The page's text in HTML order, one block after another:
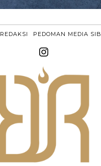
REDAKSI PEDOMAN MEDIA